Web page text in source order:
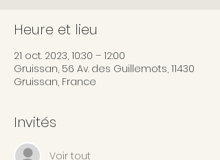
Heure et lieu
21 oct. 2023, 10:30 – 12:00
Gruissan, 56 Av. des Guillemots, 11430
Gruissan, France
Invités
Voir tout